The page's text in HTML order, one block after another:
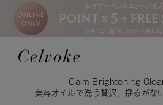
Calm Brightening
美容オイルで洗う贅沢。揺るがな